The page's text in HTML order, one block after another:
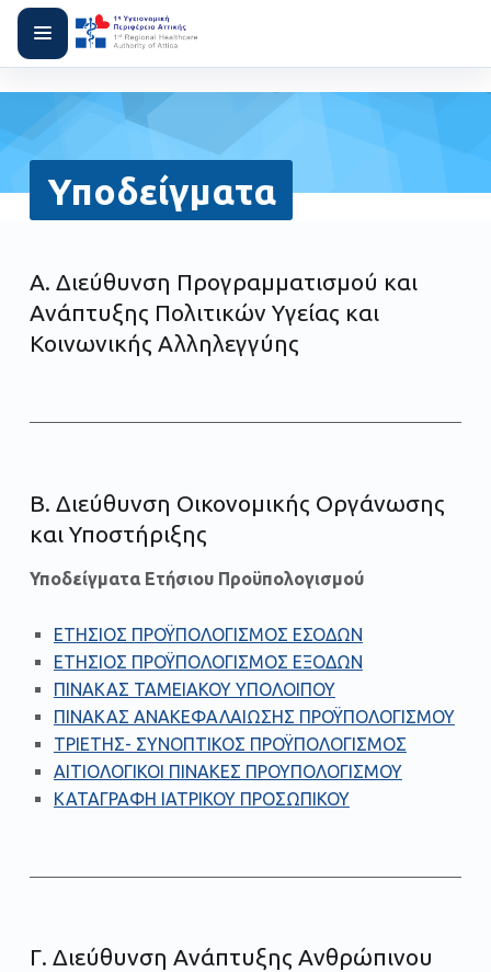
Υποδείγματα
Α. Διεύθυνση Προγραμματισμού και
Ανάπτυξης Πολιτικών Υγείας και
Κοινωνικής Αλληλεγγύης
Β. Διεύθυνση Οικονομικής Οργάνωσης
και Υποστήριξης
Υποδείγματα Ετήσιου Προϋπολογισμού
ΕΤΗΣΙΟΣ ΠΡΟΫΠΟΛΟΓΙΣΜΟΣ ΕΣΟΔΩΝ
ΕΤΗΣΙΟΣ ΠΡΟΫΠΟΛΟΓΙΣΜΟΣ ΕΞΟΔΩΝ
ΠΙΝΑΚΑΣ ΤΑΜΕΙΑΚΟΥ ΥΠΟΛΟΙΠΟΥ
ΠΙΝΑΚΑΣ ΑΝΑΚΕΦΑΛΑΙΩΣΗΣ ΠΡΟΫΠΟΛΟΓΙΣΜΟΥ
ΤΡΙΕΤΗΣ- ΣΥΝΟΠΤΙΚΟΣ ΠΡΟΫΠΟΛΟΓΙΣΜΟΣ
ΑΙΤΙΟΛΟΓΙΚΟΙ ΠΙΝΑΚΕΣ ΠΡΟΥΠΟΛΟΓΙΣΜΟΥ
ΚΑΤΑΓΡΑΦΗ ΙΑΤΡΙΚΟΥ ΠΡΟΣΩΠΙΚΟΥ
Γ. Διεύθυνση Ανάπτυξης Ανθρώπινου